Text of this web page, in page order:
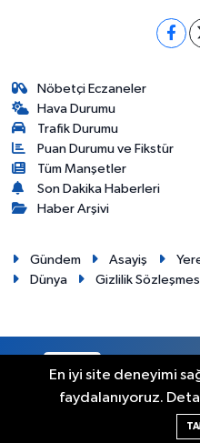
Nöbetçi Eczaneler
Hava Durumu
Trafik Durumu
Puan Durumu ve Fikstür
Tüm Manşetler
Son Dakika Haberleri
Haber Arşivi
Gündem Asayiş
Dünya
Gizlilik
Haber
En iyi site deneyimi
faydalanıyoruz.